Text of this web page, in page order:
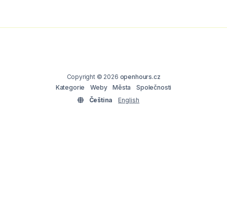
Copyright © 2026 openhours.cz
Kategorie
Weby Města
Společnosti
Čeština
English